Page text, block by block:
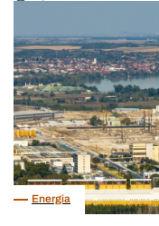
Energia